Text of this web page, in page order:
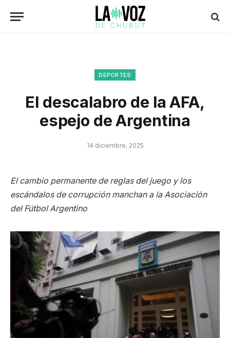
DEPORTES
El descalabro de la AFA,
espejo de Argentina
14 diciembre, 2025
El cambio permanente de reglas del juego y los
escándalos de corrupción manchan a la Asociación
del Fútbol Argentino